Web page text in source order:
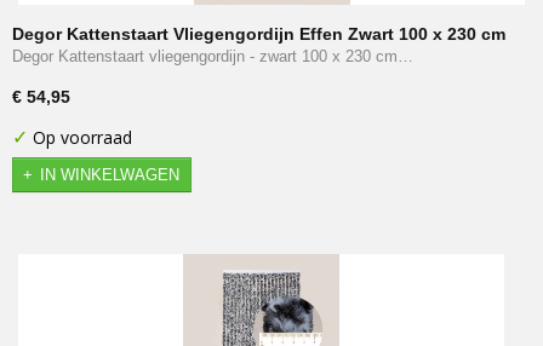
Degor Kattenstaart Vliegengordijn Effen Zwart 100 x 230 cm
Degor Kattenstaart vliegengordijn - zwart 100 x 230 cm…
€ 54,95
✓ Op voorraad
IN WINKELWAGEN